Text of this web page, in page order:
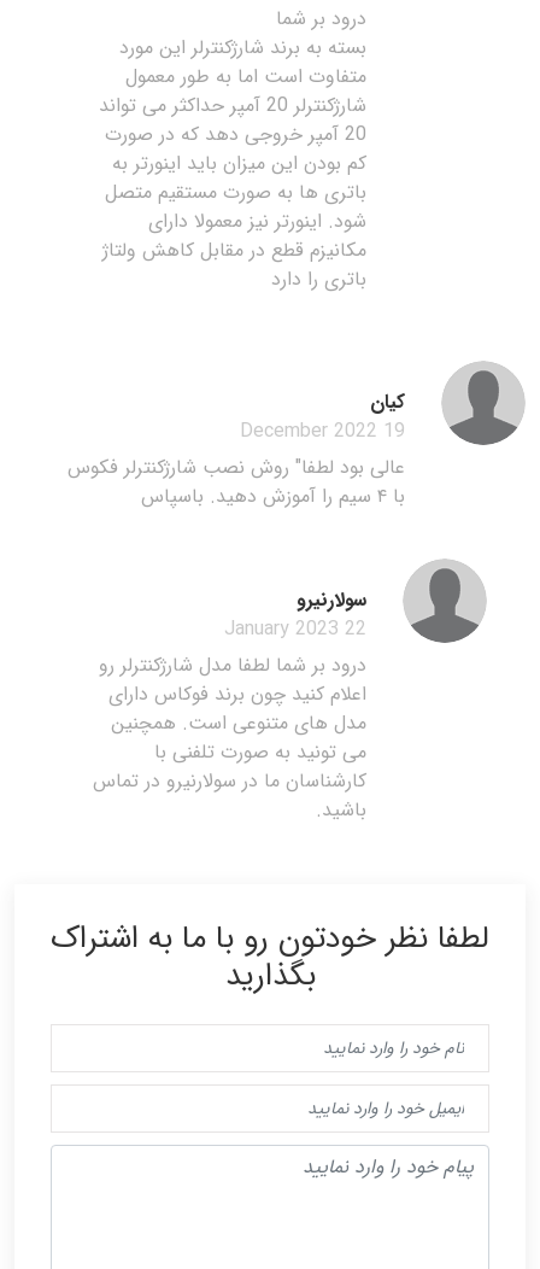
درود بر شما
بسته به برند شارژکنترلر این مورد
متفاوت است اما به طور معمول
شارژکنترلر 20 آمپر حداکثر می تواند
20 آمپر خروجی دهد که در صورت
کم بودن این میزان باید اینورتر به
باتری ها به صورت مستقیم متصل
شود. اینورتر نیز معمولا دارای
مکانیزم قطع در مقابل کاهش ولتاژ
باتری را دارد
کیان
19 December 2022
عالی بود لطفا" روش نصب شارژکنترلر فکوس
با ۴ سیم را آموزش دهید. باسپاس
سولارنیرو
22 January 2023
درود بر شما لطفا مدل شارژکنترلر رو
اعلام کنید چون برند فوکاس دارای
مدل های متنوعی است. همچنین
می تونید به صورت تلفنی با
کارشناسان ما در سولارنیرو در تماس
باشید.
لطفا نظر خودتون رو با ما به اشتراک
بگذارید